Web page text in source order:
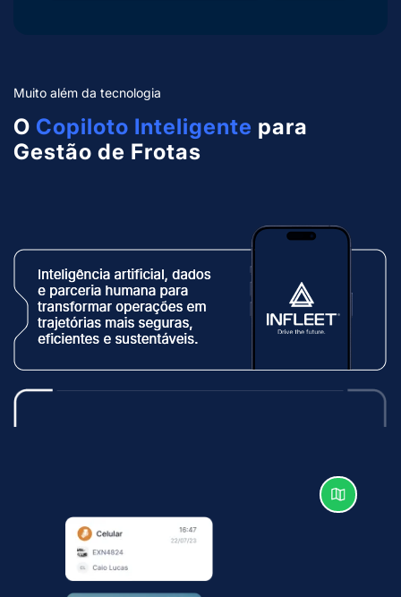
Muito além da tecnologia
O Copiloto Inteligente para
Gestão de Frotas